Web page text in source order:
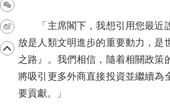
「主席閣下，我想引用您最近
放是人類文明進步的重要動力，是
之路』。我們相信，隨着相關政策
將吸引更多外商直接投資並繼續為
要貢獻。」